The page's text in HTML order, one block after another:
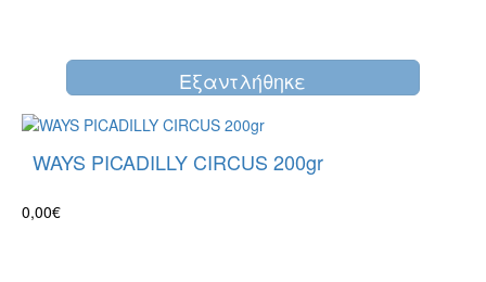
Eξαντλήθηκε
WAYS PICADILLY CIRCUS 200gr
0,00€